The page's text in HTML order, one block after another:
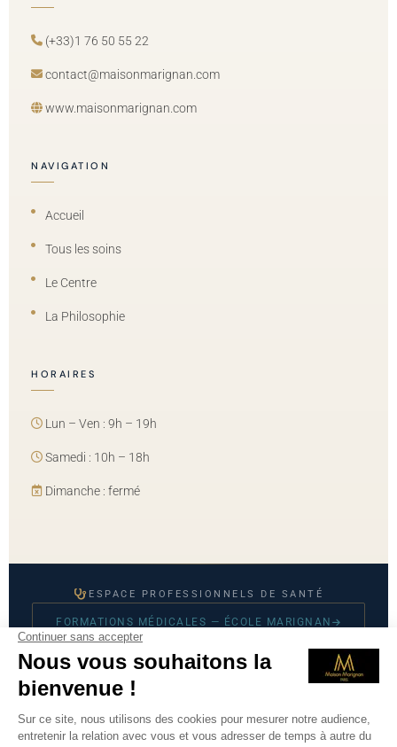
(+33)1 76 50 55 22
contact@maisonmarignan.com
www.maisonmarignan.com
NAVIGATION
Accueil
Tous les soins
Le Centre
La Philosophie
HORAIRES
Lun – Ven : 9h – 19h
Samedi : 10h – 18h
Dimanche : fermé
ESPACE PROFESSIONNELS DE SANTÉ
FORMATIONS MÉDICALES — ÉCOLE MARIGNAN
© 2026 Maison Marignan — Tous droits réservés